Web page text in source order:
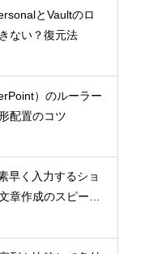
とVaultのロ
ない？復元法
）のルーラー
配置のコツ
早く入力するショ
章作成のスピード